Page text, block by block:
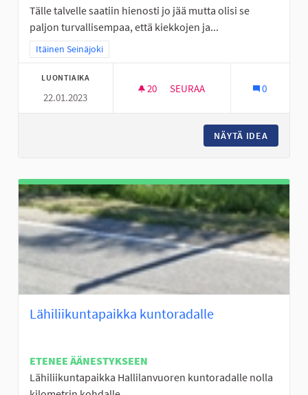
Tälle talvelle saatiin hienosti jo jää mutta olisi se
paljon turvallisempaa, että kiekkojen ja...
Rajaa tulokset teeman mukaan: Itäinen Seinäjoki
Itäinen Seinäjoki
LUONTIAIKA
22.01.2023
20 20 SEURAAJAA
SEURAA 0
NÄYTÄ IDEA
Lähiliikuntapaikka kuntoradalle
ETENEE ÄÄNESTYKSEEN
Lähiliikuntapaikka Hallilanvuoren kuntoradalle nolla